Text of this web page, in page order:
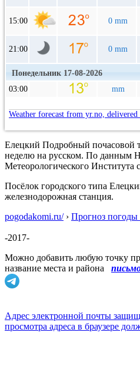
15:00 0 mm
21:00 0 mm
Понедельник 17-08-2026
03:00
mm
Weather forecast from yr.no,
Елецкий Подробный почасовой
неделю на русском. По данным
Метеорологического Института
Посёлок городского типа
железнодорожная станция.
pogodakomi.ru/› Прогноз
-2017-
Можно добавить любую точку
название места и района
Адрес электронной почты
просмотра адреса в браузере